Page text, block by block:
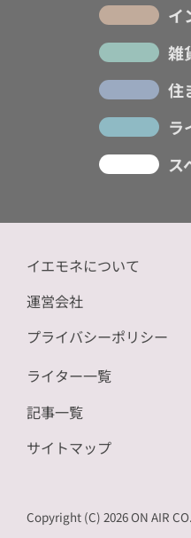
イ
雑
住
ラ
ス
イエモネについて
運営会社
プライバシーポリシー
ライター一覧
記事一覧
サイトマップ
Copyright (C) 2026 ON AIR